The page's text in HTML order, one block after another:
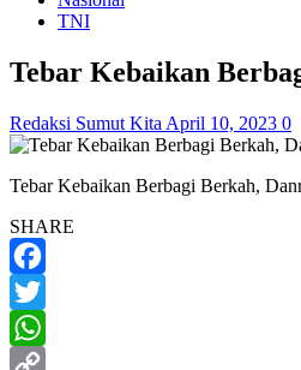
TNI
Tebar Kebaikan
Redaksi Sumut Kita April 10, 2023 0
Tebar Kebaikan Berbagi Berkah,
SHARE
Facebook
Twitter
WhatsApp